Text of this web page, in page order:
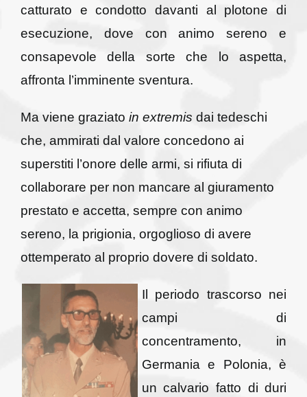
catturato e condotto davanti al plotone di
esecuzione, dove con animo sereno e
consapevole della sorte che lo aspetta,
affronta l’imminente sventura.
Ma viene graziato in extremis dai tedeschi
che, ammirati dal valore concedono ai
superstiti l’onore delle armi, si rifiuta di
collaborare per non mancare al giuramento
prestato e accetta, sempre con animo
sereno, la prigionia, orgoglioso di avere
ottemperato al proprio dovere di soldato.
Il periodo trascorso nei
campi di
concentramento, in
Germania e Polonia, è
un calvario fatto di duri